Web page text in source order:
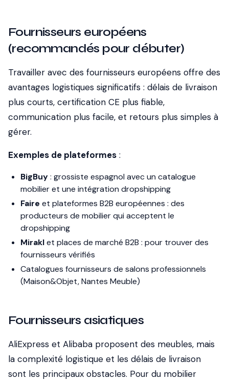
Fournisseurs européens
(recommandés pour débuter)
Travailler avec des fournisseurs européens offre des
avantages logistiques significatifs : délais de livraison
plus courts, certification CE plus fiable,
communication plus facile, et retours plus simples à
gérer.
Exemples de plateformes :
BigBuy: grossiste espagnol avec un catalogue
mobilier et une intégration dropshipping
Faire et plateformes B2B européennes : des
producteurs de mobilier qui acceptent le
dropshipping
Miraklet places de marché B2B : pour trouver des
fournisseurs vérifiés
Catalogues fournisseurs de salons professionnels
(Maison&Objet, Nantes Meuble)
Fournisseurs asiatiques
AliExpress et Alibaba proposent des meubles, mais
la complexité logistique et les délais de livraison
sont les principaux obstacles. Pour du mobilier